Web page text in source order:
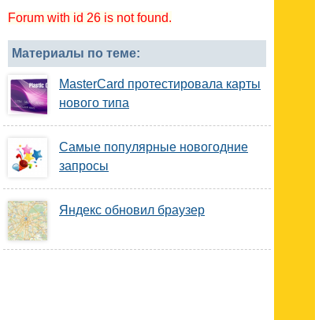
Forum with id 26 is not found.
Материалы по теме:
MasterCard протестировала карты
нового типа
Самые популярные новогодние
запросы
Яндекс обновил браузер